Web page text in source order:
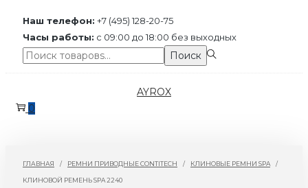
Наш телефон: +7 (495) 128-20-75
Часы работы: с 09:00 до 18:00 без выходных
Поиск:>
Поиск
к
к
AYROX
0
ГЛАВНАЯ / РЕМНИ ПРИВОДНЫЕ CONTITECH / КЛИНОВЫЕ РЕМНИ SPA /
КЛИНОВОЙ РЕМЕНЬ SPA 2240